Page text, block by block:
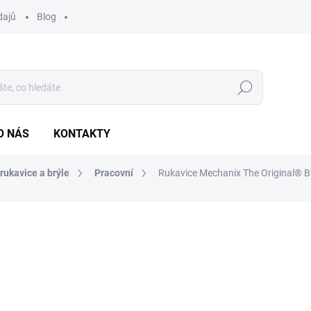
Blog
Hledat
NÁS KONTAKTY
rukavice a brýle Pracovní Rukavice Mechanix The Original®